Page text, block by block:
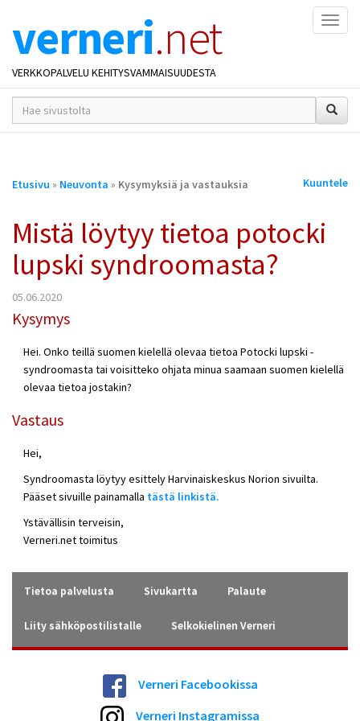
verneri.net
VERKKOPALVELU KEHITYSVAMMAISUUDESTA
hakusana(t)
*
Olet
Etusivu » Neuvonta » Kysymyksiä ja vastauksia Kuuntele
Mistä löytyy tietoa potocki
lupski syndroomasta?
05.06.2020
Kysymys
Hei. Onko teillä suomen kielellä olevaa tietoa Potocki lupski -
syndroomasta tai voisitteko ohjata minua saamaan suomen kielellä
olevaa tietoa jostakin?
Vastaus
Hei,
Syndroomasta löytyy esittely Harvinaiskeskus Norion sivuilta.
Pääset sivuille painamalla tästä linkistä.
Ystävällisin terveisin,
Verneri.net toimitus
Tietoa palvelusta Sivukartta Palaute
Liity sähköpostilistalle Selkokielinen Verneri
Verneri Facebookissa
Verneri Instagramissa